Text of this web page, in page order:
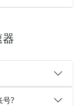
号?